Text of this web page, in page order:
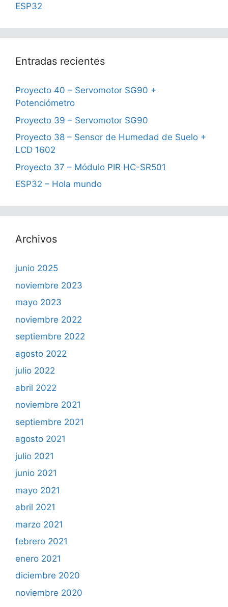
ESP32
Entradas recientes
Proyecto 40 – Servomotor SG90 +
Potenciómetro
Proyecto 39 – Servomotor SG90
Proyecto 38 – Sensor de Humedad de Suelo +
LCD 1602
Proyecto 37 – Módulo PIR HC-SR501
ESP32 – Hola mundo
Archivos
junio 2025
noviembre 2023
mayo 2023
noviembre 2022
septiembre 2022
agosto 2022
julio 2022
abril 2022
noviembre 2021
septiembre 2021
agosto 2021
julio 2021
junio 2021
mayo 2021
abril 2021
marzo 2021
febrero 2021
enero 2021
diciembre 2020
noviembre 2020